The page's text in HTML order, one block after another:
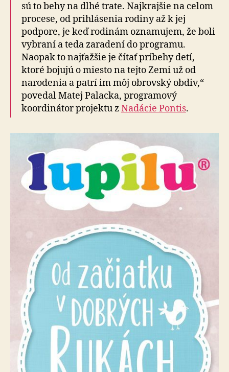
sú to behy na dlhé trate. Najkrajšie na celom
procese, od prihlásenia rodiny až k jej
podpore, je keď rodinám oznamujem, že boli
vybraní a teda zaradení do programu.
Naopak to najťažšie je čítať príbehy detí,
ktoré bojujú o miesto na tejto Zemi už od
narodenia a patrí im môj obrovský obdiv,“
povedal Matej Palacka, programový
koordinátor projektu zNadácie Pontis.